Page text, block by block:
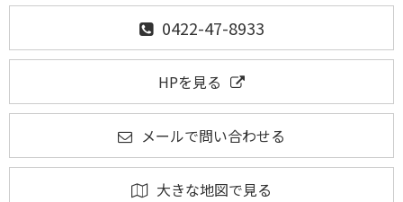
0422-47-8933
HPを見る
メールで問い合わせる
大きな地図で見る